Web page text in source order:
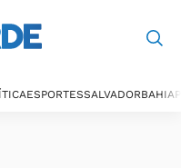
ESPORTESSALVADORBAHIA